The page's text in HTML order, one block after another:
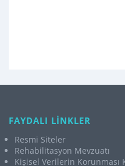
FAYDALI LİNKLER
Resmi Siteler
Rehabilitasyon Mevzuatı
Kişisel Verilerin Korunması